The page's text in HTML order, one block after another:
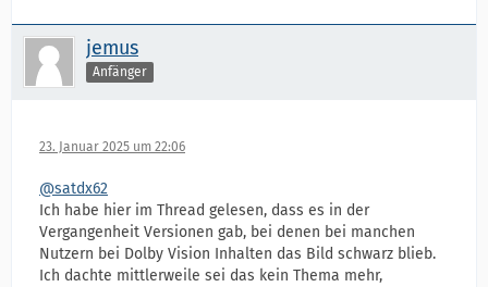
jemus
Anfänger
23. Januar 2025 um 22:06
@satdx62
Ich habe hier im Thread gelesen, dass es in der
Vergangenheit Versionen gab, bei denen bei manchen
Nutzern bei Dolby Vision Inhalten das Bild schwarz blieb.
Ich dachte mittlerweile sei das kein Thema mehr,